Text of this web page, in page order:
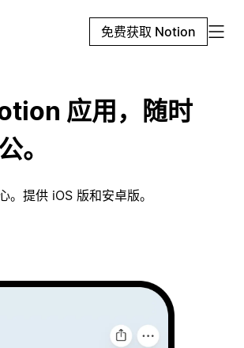
免费获取 Notion
应用，随时
。
。提供 iOS 版和安卓版。